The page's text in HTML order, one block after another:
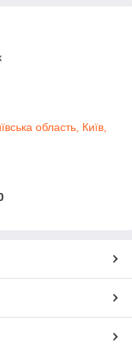
область, Київ,